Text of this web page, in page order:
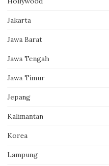
Jakarta
Jawa Barat
Jawa Tengah
Jawa Timur
Jepang
Kalimantan
Korea
Lampung